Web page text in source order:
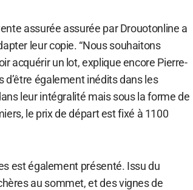
assurée assurée par Drouotonline a
leur copie. “Nous souhaitons
acquérir un lot, explique encore Pierre-
d’être également inédits dans les
leur intégralité mais sous la forme de
le prix de départ est fixé à 1100
est également présenté. Issu du
au sommet, et des vignes de